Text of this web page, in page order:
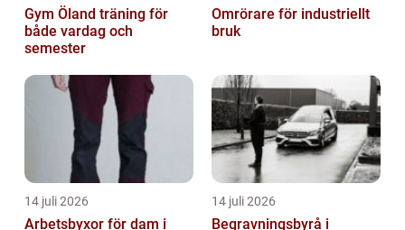
Gym Öland träning för
både vardag och
semester
Omrörare för industriellt
bruk
14 juli 2026
Arbetsbyxor för dam i
14 juli 2026
Begravningsbyrå i